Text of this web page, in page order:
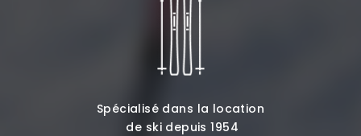
Spécialisé dans la location
de ski depuis 1954